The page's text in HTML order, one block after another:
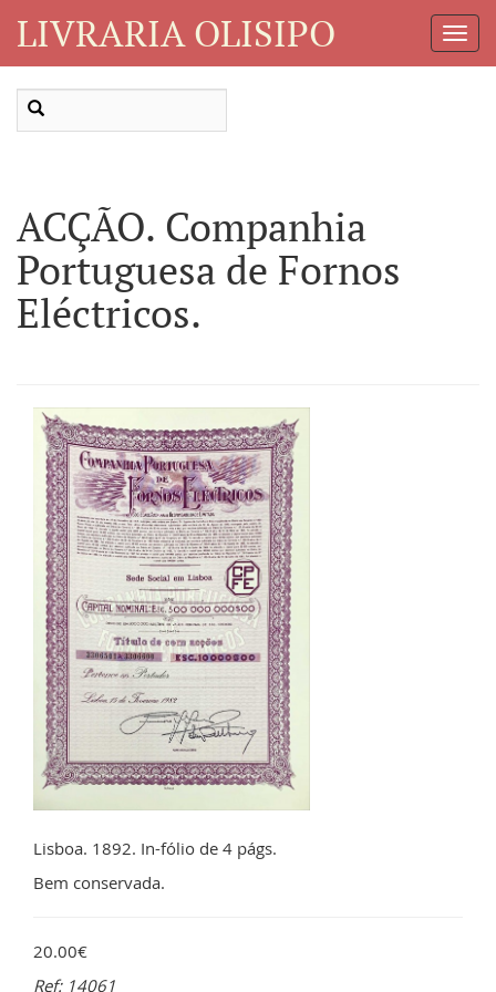
LIVRARIA OLISIPO
ACÇÃO. Companhia
Portuguesa de Fornos
Eléctricos.
Lisboa. 1892. In-fólio de 4 págs.
Bem conservada.
20.00€
Ref: 14061